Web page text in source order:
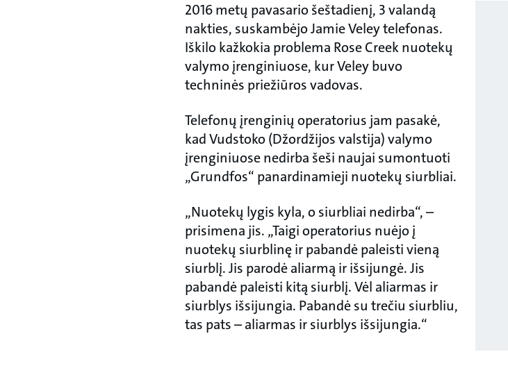
2016 metų pavasario šeštadienį, 3 valandą
nakties, suskambėjo Jamie Veley telefonas.
Iškilo kažkokia problema Rose Creek nuotekų
valymo įrenginiuose, kur Veley buvo
techninės priežiūros vadovas.
Telefonų įrenginių operatorius jam pasakė,
kad Vudstoko (Džordžijos valstija) valymo
įrenginiuose nedirba šeši naujai sumontuoti
„Grundfos“ panardinamieji nuotekų siurbliai.
„Nuotekų lygis kyla, o siurbliai nedirba“, –
prisimena jis. „Taigi operatorius nuėjo į
nuotekų siurblinę ir pabandė paleisti vieną
siurblį. Jis parodė aliarmą ir išsijungė. Jis
pabandė paleisti kitą siurblį. Vėl aliarmas ir
siurblys išsijungia. Pabandė su trečiu siurbliu,
tas pats – aliarmas ir siurblys išsijungia.“